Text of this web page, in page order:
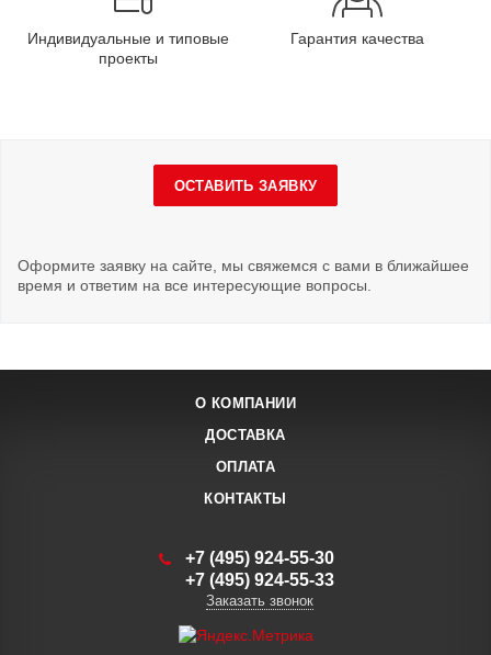
Индивидуальные и типовые
проекты
Гарантия качества
ОСТАВИТЬ ЗАЯВКУ
Оформите заявку на сайте, мы свяжемся с вами в ближайшее
время и ответим на все интересующие вопросы.
О КОМПАНИИ
ДОСТАВКА
ОПЛАТА
КОНТАКТЫ
+7 (495) 924-55-30
+7 (495) 924-55-33
Заказать звонок